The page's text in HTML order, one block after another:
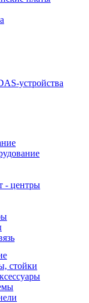
устройства
- центры
стойки